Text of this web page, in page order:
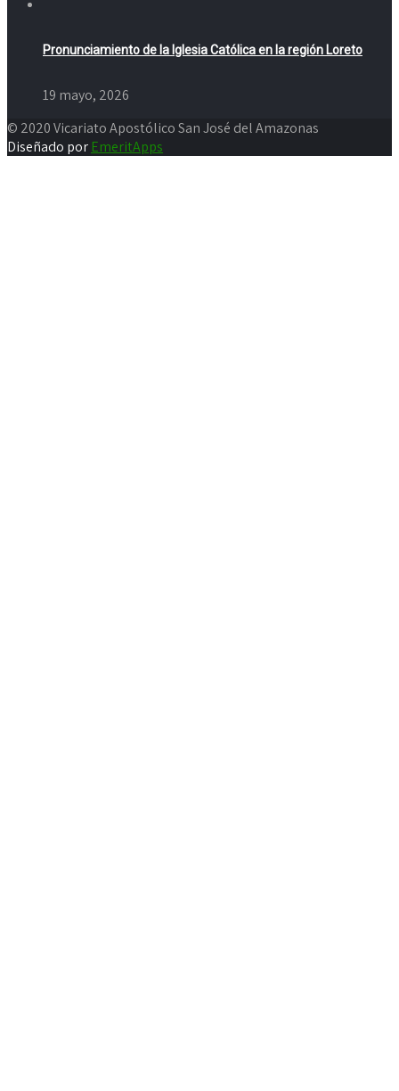
Pronunciamiento de la Iglesia Católica en la región Loreto
19 mayo, 2026
© 2020 Vicariato Apostólico San José del Amazonas
Diseñado por EmeritApps